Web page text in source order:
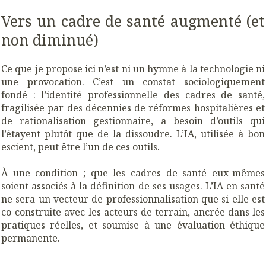
Vers un cadre de santé augmenté (et
non diminué)
Ce que je propose ici n’est ni un hymne à la technologie ni
une provocation. C’est un constat sociologiquement
fondé : l’identité professionnelle des cadres de santé,
fragilisée par des décennies de réformes hospitalières et
de rationalisation gestionnaire, a besoin d’outils qui
l’étayent plutôt que de la dissoudre. L’IA, utilisée à bon
escient, peut être l’un de ces outils.
À une condition ; que les cadres de santé eux-mêmes
soient associés à la définition de ses usages. L’IA en santé
ne sera un vecteur de professionnalisation que si elle est
co-construite avec les acteurs de terrain, ancrée dans les
pratiques réelles, et soumise à une évaluation éthique
permanente.